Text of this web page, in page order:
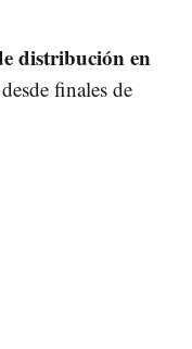
distribución en
finales de